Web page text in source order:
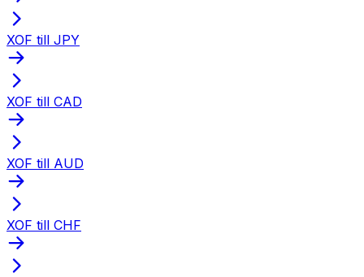
XOF till JPY
XOF till CAD
XOF till AUD
XOF till CHF